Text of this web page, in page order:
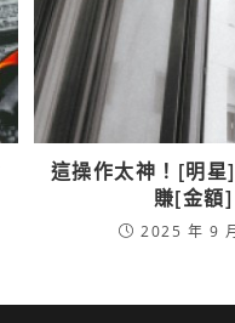
這操作太神！[明
賺[金額]
2025 年 9